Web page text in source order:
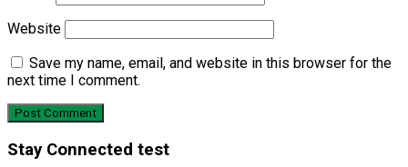
Website
Save my name, email, and website in this browser for the
next time I comment.
Stay Connected test